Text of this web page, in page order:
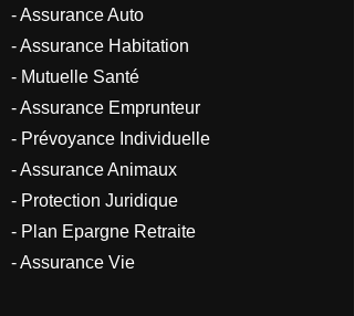
- Assurance Auto
- Assurance Habitation
- Mutuelle Santé
-Assurance Emprunteur
- Prévoyance Individuelle
- Assurance Animaux
- Protection Juridique
- Plan Epargne Retraite
- Assurance Vie